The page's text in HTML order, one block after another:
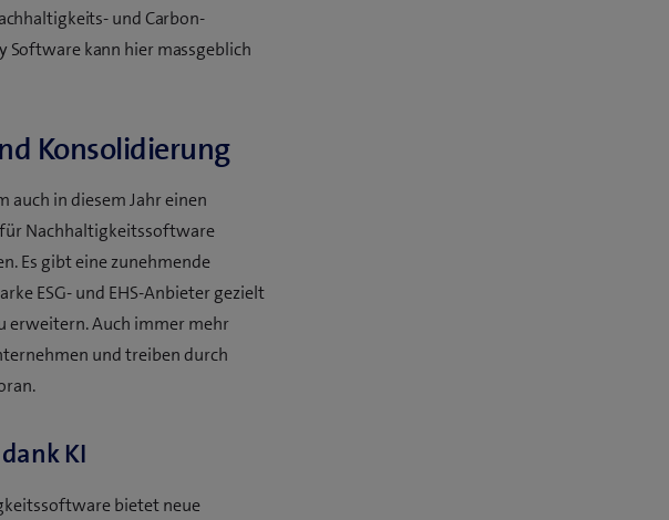
und Carbon-
kann hier massgeblich
Konsolidierung
in diesem Jahr einen
Nachhaltigkeitssoftware
Es gibt eine zunehmende
ESG- und EHS-Anbieter gezielt
erweitern. Auch immer mehr
und treiben durch
KI
bietet neue